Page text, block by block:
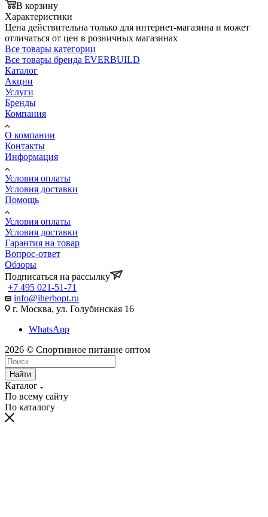
В корзину
Характеристики
Цена действительна только для интернет-магазина и может
отличаться от цен в розничных магазинах
Все товары категории
Все товары бренда EVERBUILD
Каталог
Акции
Услуги
Бренды
Компания
О компании
Контакты
Информация
Условия оплаты
Условия доставки
Помощь
Условия оплаты
Условия доставки
Гарантия на товар
Вопрос-ответ
Обзоры
Подписаться на рассылку
+7 495 021-51-71
info@iherbopt.ru
г. Москва, ул. Голубинская 16
WhatsApp
2026 © Спортивное питание оптом
Найти
Каталог
По всему сайту
По каталогу